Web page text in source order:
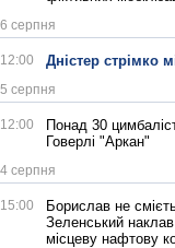
6 серпня
12:00 Дністер стрімко
5 серпня
12:00
Понад 30
Говерлі "Аркан"
4 серпня
15:00
Борислав не
Зеленський наклав
місцеву нафтову